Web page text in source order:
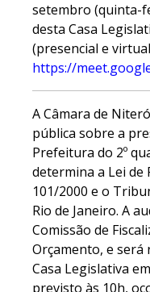
setembro (quinta-
desta Casa
(presencial e
https://
A Câmara de
pública sobre a
Prefeitura do 2º
determina a Lei de
101/2000 e o
Rio de Janeiro. A
Comissão de
Orçamento, e será
Casa Legislativa
previsto às 10h,